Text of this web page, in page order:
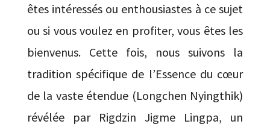
êtes intéressés ou enthousiastes à ce sujet
ou si vous voulez en profiter, vous êtes les
bienvenus. Cette fois, nous suivons la
tradition spécifique de l’Essence du cœur
de la vaste étendue (Longchen Nyingthik)
révélée par Rigdzin Jigme Lingpa, un